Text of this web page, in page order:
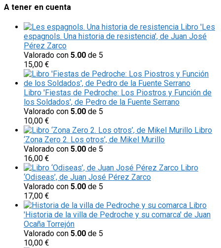
A tener en cuenta
Libro 'Les
espagnols. Una historia de resistencia', de Juan José
Pérez Zarco
Valorado con 5.00 de 5
15,00 €
Libro 'Fiestas de Pedroche: Los Piostros y Función de
los Soldados', de Pedro de la Fuente Serrano
Valorado con 5.00 de 5
10,00 €
Libro
‘Zona Zero 2. Los otros’, de Mikel Murillo
Valorado con 5.00 de 5
16,00 €
Libro
‘Odiseas’, de Juan José Pérez Zarco
Valorado con 5.00 de 5
17,00 €
Libro
'Historia de la villa de Pedroche y su comarca' de Juan
Ocaña Torrejón
Valorado con 5.00 de 5
10,00 €